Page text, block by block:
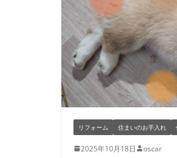
リフォーム 住まいのお手入れ
2025年10月18日 oscar